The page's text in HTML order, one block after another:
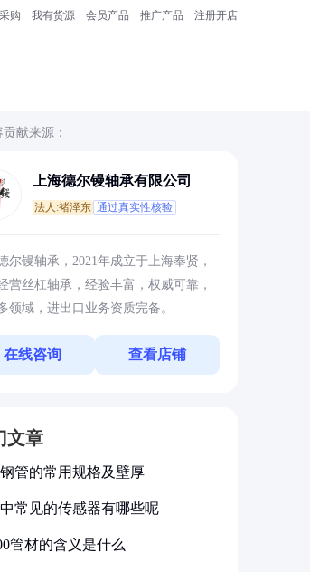
购 我有货源 会员产品 推广产品 注册开店
献来源：
上海德尔镘轴承有限公司
法人:褚泽东 通过真实性核验
尔镘轴承，2021年成立于上海奉贤，
营丝杠轴承，经验丰富，权威可靠，
领域，进出口业务资质完备。
在线咨询 查看店铺
文章
管的常用规格及壁厚
常见的传感器有哪些呢
管材的含义是什么